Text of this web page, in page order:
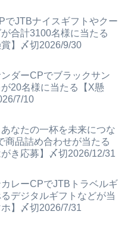
でJTBナイスギフトやクー
合計3100名様に当たる
賞】〆切2026/9/30
ダーCPでブラックサン
20名様に当たる【X懸
7/10
なたの一杯を未来につな
商品詰め合わせが当たる
がき応募】〆切2026/12/31
レーCPでJTBトラベルギ
デジタルギフトなどが当
】〆切2026/7/31